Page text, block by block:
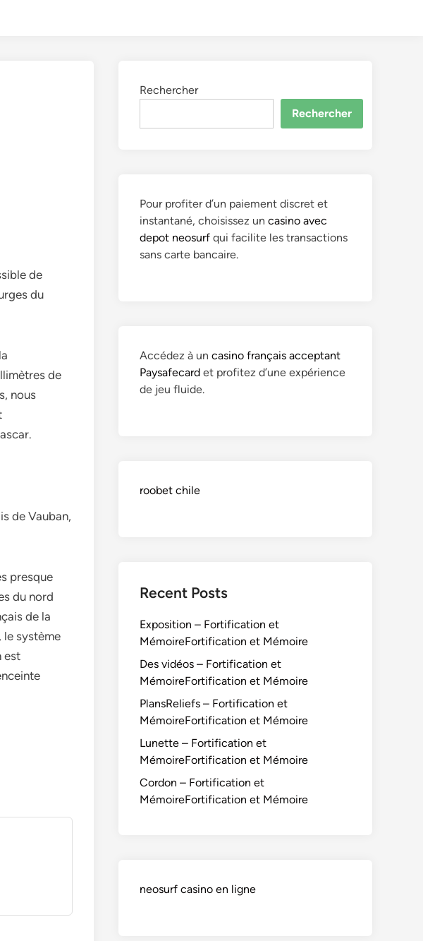
de
du
de
nous
de Vauban,
presque
du nord
de la
le système
est
Rechercher
Rechercher
Pour profiter d’un paiement discret et
instantané, choisissez un casino avec
depot neosurf qui facilite les transactions
sans carte bancaire.
Accédez à un casino français acceptant
Paysafecard et profitez d’une expérience
de jeu fluide.
roobet chile
Recent Posts
Exposition – Fortification et
MémoireFortification et Mémoire
Des vidéos – Fortification et
MémoireFortification et Mémoire
PlansReliefs – Fortification et
MémoireFortification et Mémoire
Lunette – Fortification et
MémoireFortification et Mémoire
Cordon – Fortification et
MémoireFortification et Mémoire
neosurf casino en ligne